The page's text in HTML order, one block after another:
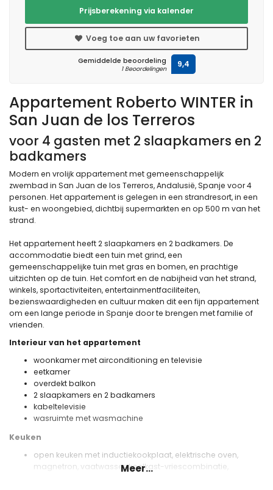
Appartement Roberto WINTER in
San Juan de los Terreros
voor 4 gasten met 2 slaapkamers en 2
badkamers
Modern en vrolijk appartement met gemeenschappelijk
zwembad in San Juan de los Terreros, Andalusië, Spanje voor 4
personen. Het appartement is gelegen in een strandresort, in een
kust- en woongebied, dichtbij supermarkten en op 500 m van het
strand.
Het appartement heeft 2 slaapkamers en 2 badkamers. De
accommodatie biedt een tuin met grind, een
gemeenschappelijke tuin met gras en bomen, en prachtige
uitzichten op de tuin. Het comfort en de nabijheid van het strand,
winkels, sportactiviteiten, entertainmentfaciliteiten,
bezienswaardigheden en cultuur maken dit een fijn appartement
om een lange periode in Spanje door te brengen met familie of
vrienden.
Interieur van het appartement
woonkamer met airconditioning en televisie
eetkamer
overdekt balkon
2 slaapkamers en 2 badkamers
kabeltelevisie
wasruimte met wasmachine
Keuken
open keuken met inductiekookplaat, elektrische oven,
magnetron, vaatwasser, koelkast-vriescombinatie,
Meer...
Prijsberekening via kalender
Voeg toe aan uw favorieten
Gemiddelde beoordeling
1 Beoordelingen 9,4